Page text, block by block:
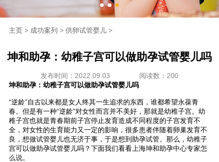
海外生殖
新闻资讯
联系我们
主页> 成功案列 > 供卵试管婴儿>
坤和助孕：幼稚子宫可以做助孕试管婴儿吗
发布时间：2022.09.03
阅读数：200
坤和助孕：幼稚子宫可以做助孕试管婴儿吗
“逆龄”自古以来都是女人终其一生追求的东西，谁都希望永葆青
春。但是有一种“逆龄”对女性而言并不美好，那就是幼稚子宫。幼
稚子宫也就是青春期前子宫停止发育造成不同程度的子宫发育不
全，对女性的生育能力又一定的影响，很多患者伴随着卵巢发育不
良，想做试管婴儿也无济于事，于是想到助孕试管。那么，幼稚子
宫可以做助孕试管婴儿吗？下面我们看看上海坤和助孕中心专家怎
么说。